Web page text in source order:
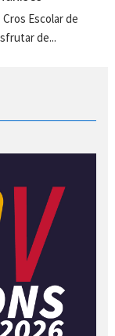
Escolar de
de...